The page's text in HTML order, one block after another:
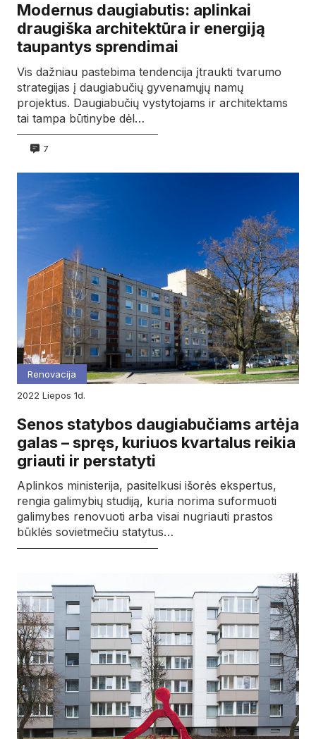
Modernus daugiabutis: aplinkai
draugiška architektūra ir energiją
taupantys sprendimai
Vis dažniau pastebima tendencija įtraukti tvarumo
strategijas į daugiabučių gyvenamųjų namų
projektus. Daugiabučių vystytojams ir architektams
tai tampa būtinybe dėl…
7
Renovacija
2022
liepos 1d.
Senos statybos daugiabučiams artėja
galas – spręs, kuriuos kvartalus reikia
griauti ir perstatyti
Aplinkos ministerija, pasitelkusi išorės ekspertus,
rengia galimybių studiją, kuria norima suformuoti
galimybes renovuoti arba visai nugriauti prastos
būklės sovietmečiu statytus…